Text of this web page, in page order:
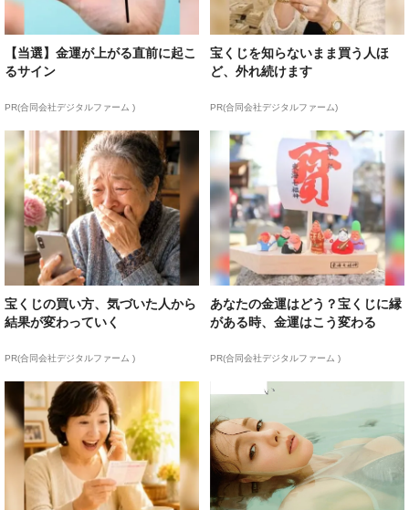
【当選】金運が上がる直前に起こ
るサイン
PR(合同会社デジタルファーム )
宝くじを知らないまま買う人ほ
ど、外れ続けます
PR(合同会社デジタルファーム)
宝くじの買い方、気づいた人から
結果が変わっていく
PR(合同会社デジタルファーム )
あなたの金運はどう？宝くじに縁
がある時、金運はこう変わる
PR(合同会社デジタルファーム )